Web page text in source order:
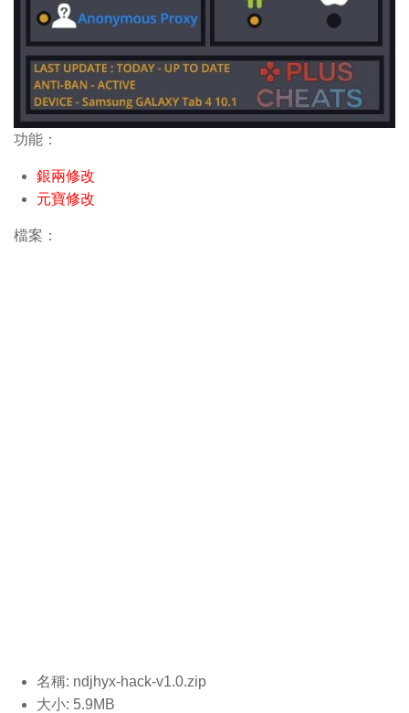
功能：
銀兩修改
元寶修改
檔案：
名稱: ndjhyx-hack-v1.0.zip
大小: 5.9MB